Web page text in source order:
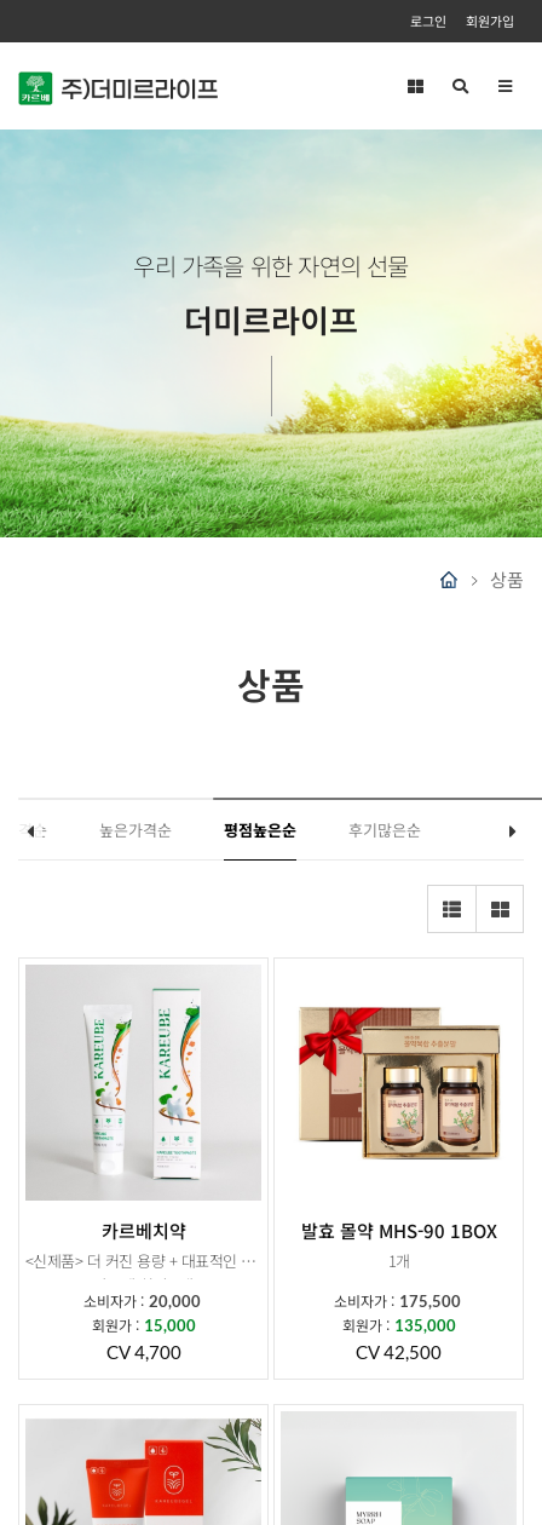
로그인 회원가입
우리 가족을 위한 자연의 선물
더미르라이프
상품
상품
격순 높은가격순 평점높은순 후기많은순
카르베치약
<신제품> 더 커진 용량 + 대표적인 3대 구강질환균인 뮤탄스,진지발리스,헬리코박터 균 99.9% 감소
카르베 치약 1개
소비자가 : 20,000
회원가 : 15,000
CV 4,700
발효 몰약 MHS-90 1BOX
1개
소비자가 : 175,500
회원가 : 135,000
CV 42,500